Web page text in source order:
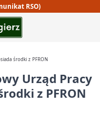
RSO)
środki z PFRON
Urząd Pracy
z PFRON